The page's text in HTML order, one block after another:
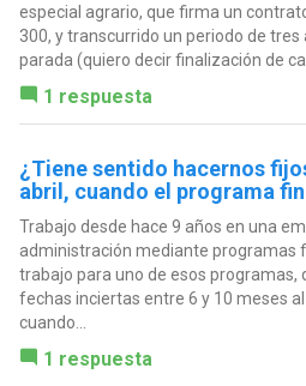
especial agrario, que firma un
300, y transcurrido un periodo de
parada (quiero decir finalización de
1 respuesta
¿Tiene sentido hacernos
abril, cuando el programa
Trabajo desde hace 9 años en una
administración mediante programas
trabajo para uno de esos programas,
fechas inciertas entre 6 y 10 meses
cuando...
1 respuesta